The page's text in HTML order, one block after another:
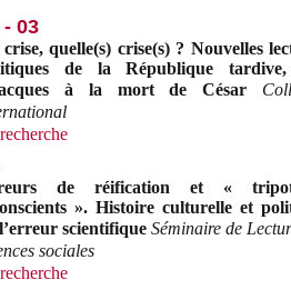
- 03
quelle(s) crise(s) ? Nouvelles
de la République
à la mort de César
de réification et «
». Histoire culturelle et
scientifique Séminaire de
sociales